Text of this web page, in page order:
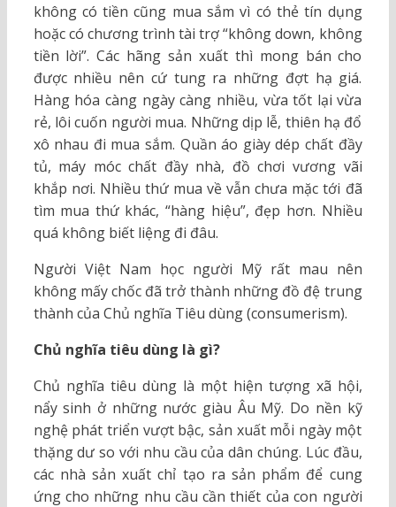
không có tiền cũng mua sắm vì có thẻ tín dụng
hoặc có chương trình tài trợ “không down, không
tiền lời”. Các hãng sản xuất thì mong bán cho
được nhiều nên cứ tung ra những đợt hạ giá.
Hàng hóa càng ngày càng nhiều, vừa tốt lại vừa
rẻ, lôi cuốn người mua. Những dịp lễ, thiên hạ đổ
xô nhau đi mua sắm. Quần áo giày dép chất đầy
tủ, máy móc chất đầy nhà, đồ chơi vương vãi
khắp nơi. Nhiều thứ mua về vẫn chưa mặc tới đã
tìm mua thứ khác, “hàng hiệu”, đẹp hơn. Nhiều
quá không biết liệng đi đâu.
Người Việt Nam học người Mỹ rất mau nên
không mấy chốc đã trở thành những đồ đệ trung
thành của Chủ nghĩa Tiêu dùng (consumerism).
Chủ nghĩa tiêu dùng là gì?
Chủ nghĩa tiêu dùng là một hiện tượng xã hội,
nẩy sinh ở những nước giàu Âu Mỹ. Do nền kỹ
nghệ phát triển vượt bậc, sản xuất mỗi ngày một
thặng dư so với nhu cầu của dân chúng. Lúc đầu,
các nhà sản xuất chỉ tạo ra sản phẩm để cung
ứng cho những nhu cầu cần thiết của con người